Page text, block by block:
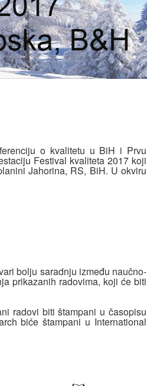
o kvalitetu u BiH i Prvu
Festival kvaliteta 2017 koji
Jahorina, RS, BiH. U okviru
bolju saradnju između naučno-
prikazanih radovima, koji će biti
radovi biti štampani u časopisu
biće štampani u International